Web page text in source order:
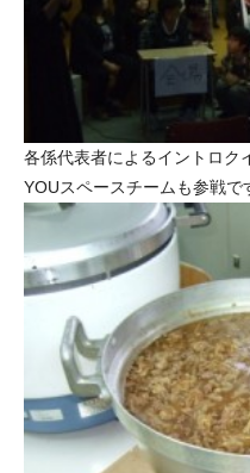
各係代表者によるイントロク
YOUスペースチームも参戦で